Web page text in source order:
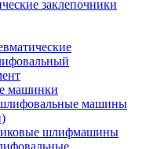
заклепочники
машинки
машины
шлифмашины